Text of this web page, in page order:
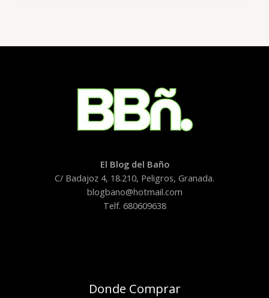
El Blog del Baño
C/ Badajoz 4, 18.210, Peligros, Granada.
blogbano@hotmail.com
Telf. 680609638
Donde Comprar